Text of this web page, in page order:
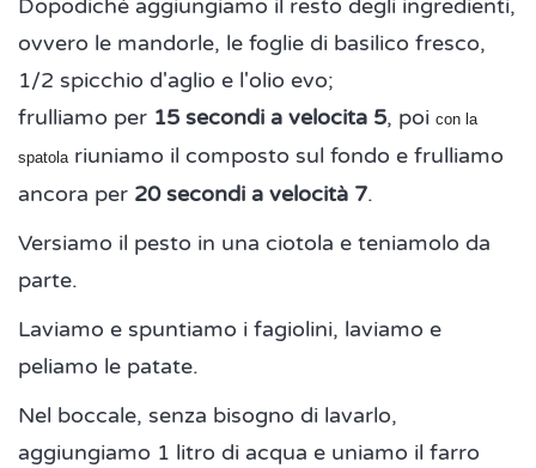
Dopodiché aggiungiamo il resto degli ingredienti,
ovvero le mandorle, le foglie di basilico fresco,
1/2 spicchio d'aglio e l'olio evo;
frulliamo per 15 secondi a velocita 5, poi con la
spatolariuniamo il composto sul fondo e frulliamo
ancora per 20 secondi a velocità 7.
Versiamo il pesto in una ciotola e teniamolo da
parte.
Laviamo e spuntiamo i fagiolini, laviamo e
peliamo le patate.
Nel boccale, senza bisogno di lavarlo,
aggiungiamo 1 litro di acqua e uniamo il farro